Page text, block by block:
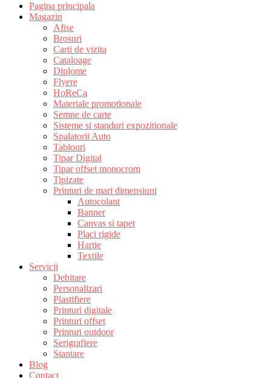
Pagina principala
Magazin
Afise
Brosuri
Carti de vizita
Cataloage
Diplome
Flyere
HoReCa
Materiale promotionale
Semne de carte
Sisteme si standuri expozitionale
Spalatorii Auto
Tablouri
Tipar Digital
Tipar offset monocrom
Tipizate
Printuri de mari dimensiuni
Autocolant
Banner
Canvas si tapet
Placi rigide
Hartie
Textile
Servicii
Debitare
Personalizari
Plastifiere
Printuri digitale
Printuri offset
Printuri outdoor
Serigrafiere
Stantare
Blog
Contact